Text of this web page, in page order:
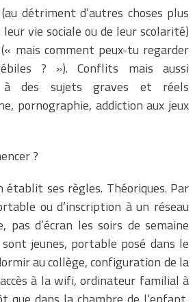
détriment d’autres choses plus
vie sociale ou de leur scolarité)
mais comment peux-tu regarder
? »). Conflits mais aussi
à des sujets graves et réels
pornographie, addiction aux jeux
?
établit ses règles. Théoriques. Par
ou d’inscription à un réseau
pas d’écran les soirs de semaine
jeunes, portable posé dans le
au collège, configuration de la
à la wifi, ordinateur familial à